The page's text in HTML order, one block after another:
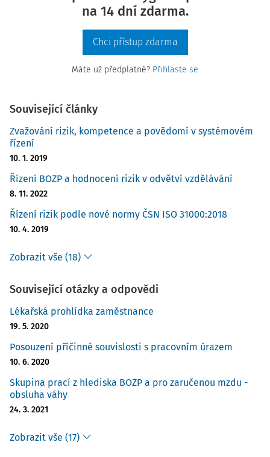
na 14 dní zdarma.
Chci přístup zdarma
Máte už předplatné? Přihlaste se
Související články
Zvažování rizik, kompetence a povědomí v systémovém
řízení
10. 1. 2019
Řízení BOZP a hodnocení rizik v odvětví vzdělávání
8. 11. 2022
Řízení rizik podle nové normy ČSN ISO 31000:2018
10. 4. 2019
Zobrazit vše (18)
Související otázky a odpovědi
Lékařská prohlídka zaměstnance
19. 5. 2020
Posouzení příčinné souvislosti s pracovním úrazem
10. 6. 2020
Skupina prací z hlediska BOZP a pro zaručenou mzdu -
obsluha váhy
24. 3. 2021
Zobrazit vše (17)